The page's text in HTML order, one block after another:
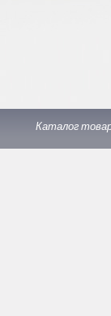
Каталог